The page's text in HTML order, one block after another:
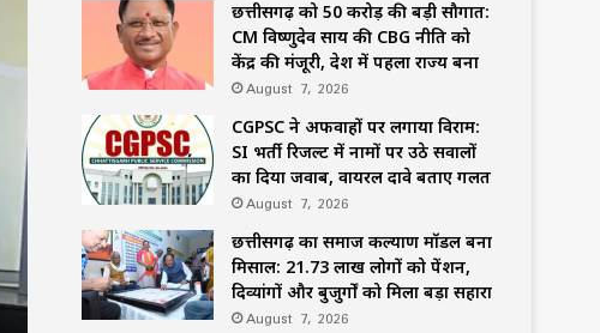
छत्तीसगढ़ को 50 करोड़ की बड़ी सौगात:
CM विष्णुदेव साय की CBG नीति को
केंद्र की मंजूरी, देश में पहला राज्य बना
August 7, 2026
CGPSC ने अफवाहों पर लगाया विराम:
SI भर्ती रिजल्ट में नामों पर उठे सवालों
का दिया जवाब, वायरल दावे बताए गलत
August 7, 2026
छत्तीसगढ़ का समाज कल्याण मॉडल बना
मिसाल: 21.73 लाख लोगों को पेंशन,
दिव्यांगों और बुजुर्गों को मिला बड़ा सहारा
August 7, 2026